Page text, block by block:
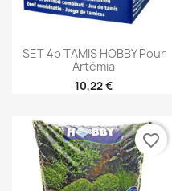
SET 4p TAMIS HOBBY Pour
Artémia
10,22 €
favorite_border